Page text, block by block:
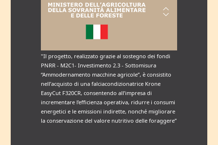
"Il progetto, realizzato grazie al sostegno dei fondi
PNRR - M2C1- Investimento 2.3 - Sottomisura
“Ammodernamento macchine agricole”, è consistito
nell’acquisto di una falciacondizionatrice Krone
EasyCut F320CR, consentendo all’impresa di
incrementare l’efficienza operativa, ridurre i consumi
energetici e le emissioni indirette, nonché migliorare
la conservazione del valore nutritivo delle foraggere”